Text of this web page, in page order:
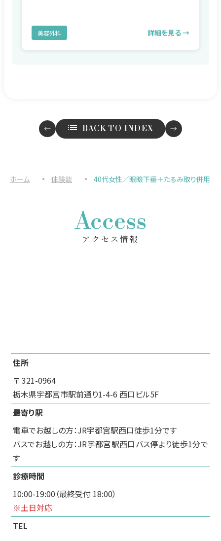
美容外科 詳細を見る →
BACK TO INDEX
ホーム 体験談 40代女性／眼瞼下垂＋たるみ取り併用
Access
アクセス情報
住所
〒 321-0964
栃木県宇都宮市駅前通り1-4-6 西口ビル5F
最寄り駅
電車でお越しの方：JR宇都宮駅西口徒歩1分です
バスでお越しの方：JR宇都宮駅西口バス停より徒歩1分で
す
診療時間
10:00-19:00（最終受付 18:00）
※土日対応
TEL